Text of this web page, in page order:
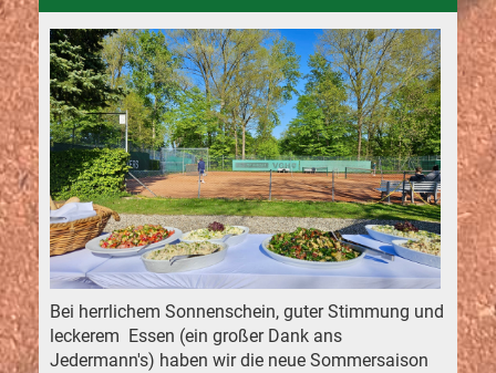
Bei herrlichem Sonnenschein, guter Stimmung und
leckerem Essen (ein großer Dank ans
Jedermann's) haben wir die neue Sommersaison